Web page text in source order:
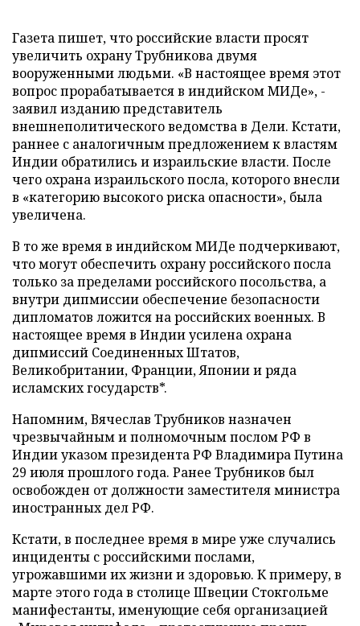
Газета пишет, что российские власти просят
увеличить охрану Трубникова двумя
вооруженными людьми. «В настоящее время этот
вопрос прорабатывается в индийском МИДе», -
заявил изданию представитель
внешнеполитического ведомства в Дели. Кстати,
раннее с аналогичным предложением к властям
Индии обратились и израильские власти. После
чего охрана израильского посла, которого внесли
в «категорию высокого риска опасности», была
увеличена.
В то же время в индийском МИДе подчеркивают,
что могут обеспечить охрану российского посла
только за пределами российского посольства, а
внутри дипмиссии обеспечение безопасности
дипломатов ложится на российских военных. В
настоящее время в Индии усилена охрана
дипмиссий Соединенных Штатов,
Великобритании, Франции, Японии и ряда
исламских государств*.
Напомним, Вячеслав Трубников назначен
чрезвычайным и полномочным послом РФ в
Индии указом президента РФ Владимира Путина
29 июля прошлого года. Ранее Трубников был
освобожден от должности заместителя министра
иностранных дел РФ.
Кстати, в последнее время в мире уже случались
инциденты с российскими послами,
угрожавшими их жизни и здоровью. К примеру, в
марте этого года в столице Швеции Стокгольме
манифестанты, именующие себя организацией